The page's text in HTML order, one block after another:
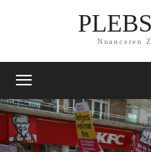
Nuanceren